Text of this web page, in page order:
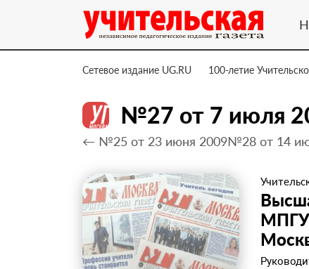
Сетевое издание UG.RU 100-летие
№27 от 7 июля
← №25 от 23 июня 2009№28 от 14
МПГУ